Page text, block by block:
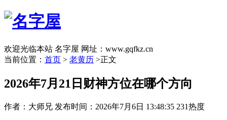
欢迎光临本站 名字屋 网址：www.gqfkz.cn
当前位置： 首页 > 老黄历 >正文
2026年7月21日财神方位在哪个方向
作者：大师兄 发布时间：2026年7月6日 13:48:35 231热度